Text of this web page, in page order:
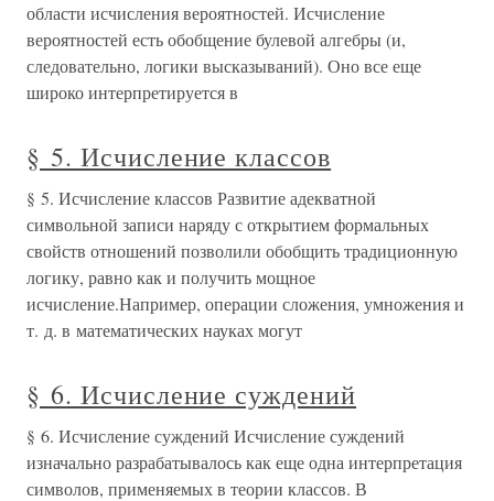
области исчисления вероятностей. Исчисление
вероятностей есть обобщение булевой алгебры (и,
следовательно, логики высказываний). Оно все еще
широко интерпретируется в
§ 5. Исчисление классов
§ 5. Исчисление классов Развитие адекватной
символьной записи наряду с открытием формальных
свойств отношений позволили обобщить традиционную
логику, равно как и получить мощное
исчисление.Например, операции сложения, умножения и
т. д. в математических науках могут
§ 6. Исчисление суждений
§ 6. Исчисление суждений Исчисление суждений
изначально разрабатывалось как еще одна интерпретация
символов, применяемых в теории классов. В